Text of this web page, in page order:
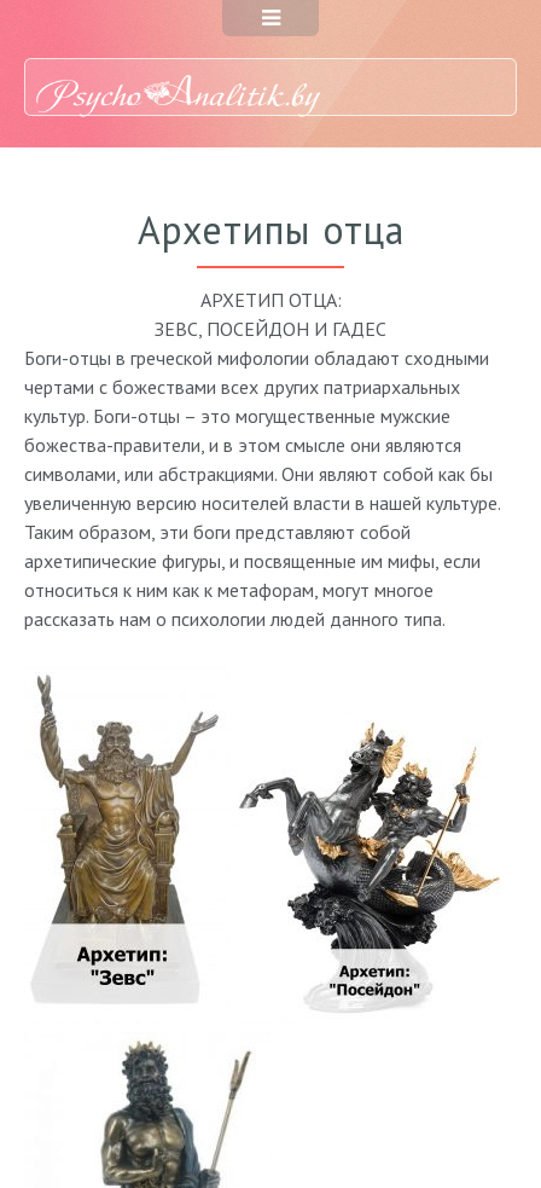
Архетипы отца
АРХЕТИП ОТЦА:
ЗЕВС, ПОСЕЙДОН И ГАДЕС
Боги-отцы в греческой мифологии обладают сходными
чертами с божествами всех других патриархальных
культур. Боги-отцы – это могущественные мужские
божества-правители, и в этом смысле они являются
символами, или абстракциями. Они являют собой как бы
увеличенную версию носителей власти в нашей культуре.
Таким образом, эти боги представляют собой
архетипические фигуры, и посвященные им мифы, если
относиться к ним как к метафорам, могут многое
рассказать нам о психологии людей данного типа.